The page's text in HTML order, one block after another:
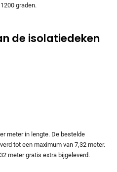
graden.
de isolatiedeken
meter in lengte. De bestelde
tot een maximum van 7,32 meter.
meter gratis extra bijgeleverd.